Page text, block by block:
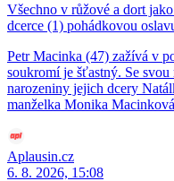
Všechno v růžové a dort
dcerce (1) pohádkovou
Petr Macinka (47) zažívá v
soukromí je šťastný. Se
narozeniny jejich dcery
manželka Monika
Aplausin.cz
6. 8. 2026, 15:08